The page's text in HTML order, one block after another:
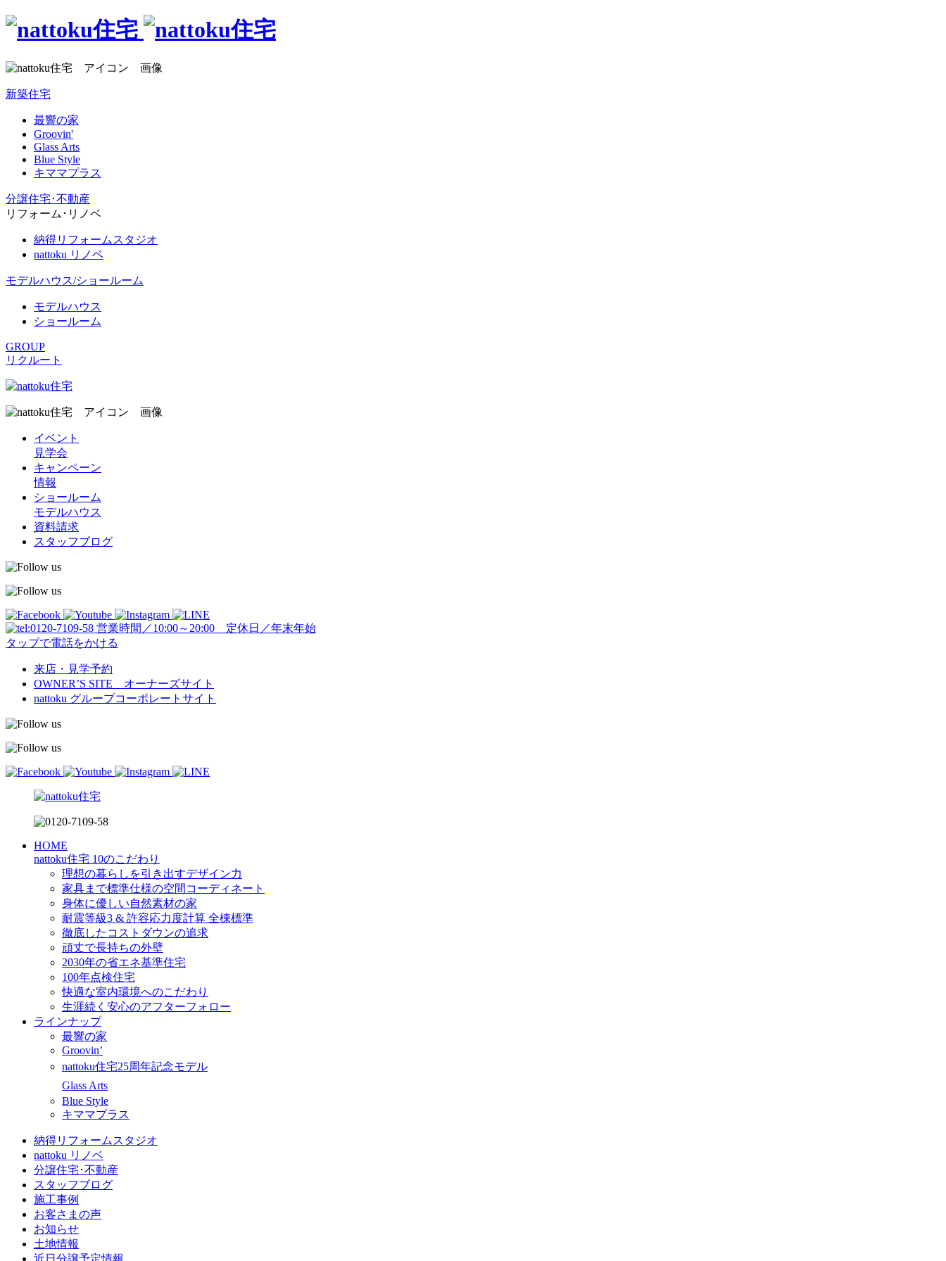
新築住宅
最響の家
Groovin'
Glass Arts
Blue Style
キママプラス
分譲住宅･不動産
リフォーム･リノベ
納得リフォームスタジオ
nattoku リノベ
モデルハウス/ショールーム
モデルハウス
ショールーム
GROUP
リクルート
イベント
見学会
キャンペーン
情報
ショールーム
モデルハウス
資料請求
スタッフブログ
営業時間／10:00～20:00 定休日／年末年始
タップで電話をかける
来店・見学予約
OWNER’S SITE オーナーズサイト
nattoku グループコーポレートサイト
HOME
nattoku住宅 10のこだわり
理想の暮らしを引き出すデザイン力
家具まで標準仕様の空間コーディネート
身体に優しい自然素材の家
耐震等級3 & 許容応力度計算 全棟標準
徹底したコストダウンの追求
頑丈で長持ちの外壁
2030年の省エネ基準住宅
100年点検住宅
快適な室内環境へのこだわり
生涯続く安心のアフターフォロー
ラインナップ
最響の家
Groovin’
nattoku住宅25周年記念モデル
Glass Arts
Blue Style
キママプラス
納得リフォームスタジオ
nattoku リノベ
分譲住宅･不動産
スタッフブログ
施工事例
お客さまの声
お知らせ
土地情報
近日分譲予定情報